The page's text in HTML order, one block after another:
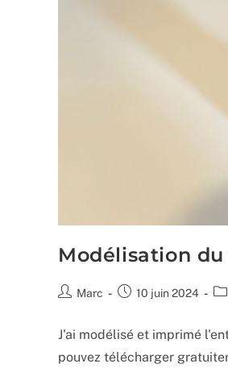
Modélisation
Auteur/autrice
publication :
Marc
Publication
10 juin 2024
J'ai modélisé et imprimé
pouvez télécharger